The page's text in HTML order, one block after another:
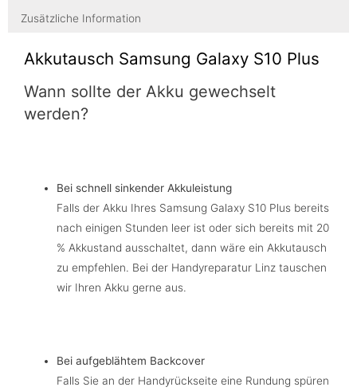
Zusätzliche Information
Akkutausch Samsung Galaxy S10 Plus
Wann sollte der Akku gewechselt
werden?
Bei schnell sinkender Akkuleistung
Falls der Akku Ihres Samsung Galaxy S10 Plus bereits
nach einigen Stunden leer ist oder sich bereits mit 20
% Akkustand ausschaltet, dann wäre ein Akkutausch
zu empfehlen. Bei der Handyreparatur Linz tauschen
wir Ihren Akku gerne aus.
Bei aufgeblähtem Backcover
Falls Sie an der Handyrückseite eine Rundung spüren